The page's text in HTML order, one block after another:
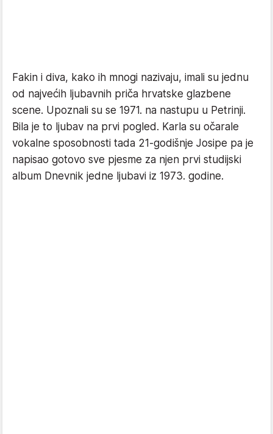
Fakin i diva, kako ih mnogi nazivaju, imali su jednu
od najvećih ljubavnih priča hrvatske glazbene
scene. Upoznali su se 1971. na nastupu u Petrinji.
Bila je to ljubav na prvi pogled. Karla su očarale
vokalne sposobnosti tada 21-godišnje Josipe pa je
napisao gotovo sve pjesme za njen prvi studijski
album Dnevnik jedne ljubavi iz 1973. godine.